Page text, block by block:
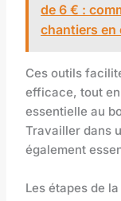
de 6 € :
chantiers en
Ces outils
efficace, tout
essentielle au
Travailler dans
également
Les étapes de